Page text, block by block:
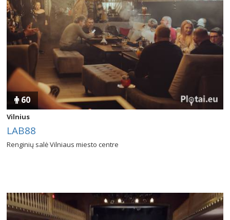
60
Vilnius
LAB88
Renginių salė Vilniaus miesto centre